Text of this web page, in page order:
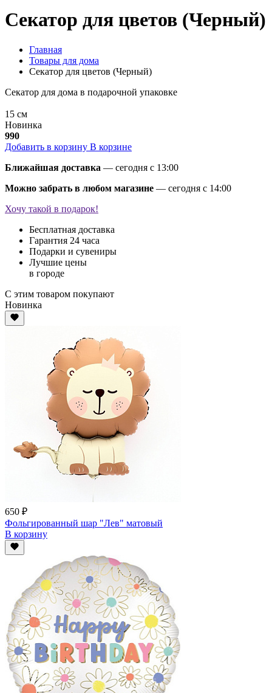
Секатор для цветов (Черный)
Главная
Товары для дома
Секатор для цветов (Черный)
Секатор для дома в подарочной упаковке
15 см
Новинка
990
Добавить в корзину В корзине
Ближайшая доставка — сегодня c 13:00
Можно забрать в любом магазине — сегодня c 14:00
Хочу такой в подарок!
Бесплатная доставка
Гарантия 24 часа
Подарки и сувениры
Лучшие цены
в городе
С этим товаром покупают
Новинка
650 ₽
Фольгированный шар "Лев" матовый
В корзину